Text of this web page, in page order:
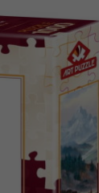
языка.